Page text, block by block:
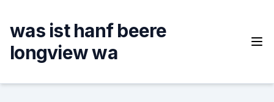
content
was ist hanf beere
longview wa